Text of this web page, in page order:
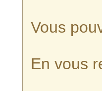
Vous
En vous